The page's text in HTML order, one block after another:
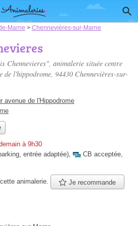
Marne > Chennevières-sur-Marne
Chennevieres", animalerie située centre
de l'hippodrome, 94430 Chennevières-sur-
avenue de l'Hippodrome
à 9h30
entrée adaptée), CB acceptée,
cette animalerie. Je recommande